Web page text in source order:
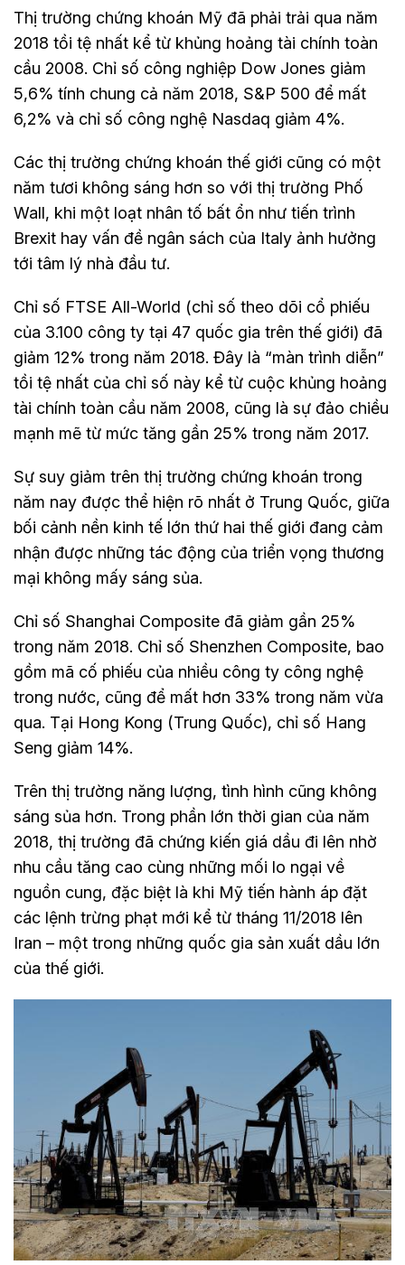
Thị trường chứng khoán Mỹ đã phải trải qua năm
2018 tồi tệ nhất kể từ khủng hoảng tài chính toàn
cầu 2008. Chỉ số công nghiệp Dow Jones giảm
5,6% tính chung cả năm 2018, S&P 500 để mất
6,2% và chỉ số công nghệ Nasdaq giảm 4%.
Các thị trường chứng khoán thế giới cũng có một
năm tươi không sáng hơn so với thị trường Phố
Wall, khi một loạt nhân tố bất ổn như tiến trình
Brexit hay vấn đề ngân sách của Italy ảnh hưởng
tới tâm lý nhà đầu tư.
Chỉ số FTSE All-World (chỉ số theo dõi cổ phiếu
của 3.100 công ty tại 47 quốc gia trên thế giới) đã
giảm 12% trong năm 2018. Đây là “màn trình diễn”
tồi tệ nhất của chỉ số này kể từ cuộc khủng hoảng
tài chính toàn cầu năm 2008, cũng là sự đảo chiều
mạnh mẽ từ mức tăng gần 25% trong năm 2017.
Sự suy giảm trên thị trường chứng khoán trong
năm nay được thể hiện rõ nhất ở Trung Quốc, giữa
bối cảnh nền kinh tế lớn thứ hai thế giới đang cảm
nhận được những tác động của triển vọng thương
mại không mấy sáng sủa.
Chỉ số Shanghai Composite đã giảm gần 25%
trong năm 2018. Chỉ số Shenzhen Composite, bao
gồm mã cố phiếu của nhiều công ty công nghệ
trong nước, cũng để mất hơn 33% trong năm vừa
qua. Tại Hong Kong (Trung Quốc), chỉ số Hang
Seng giảm 14%.
Trên thị trường năng lượng, tình hình cũng không
sáng sủa hơn. Trong phần lớn thời gian của năm
2018, thị trường đã chứng kiến giá dầu đi lên nhờ
nhu cầu tăng cao cùng những mối lo ngại về
nguồn cung, đặc biệt là khi Mỹ tiến hành áp đặt
các lệnh trừng phạt mới kể từ tháng 11/2018 lên
Iran – một trong những quốc gia sản xuất dầu lớn
của thế giới.